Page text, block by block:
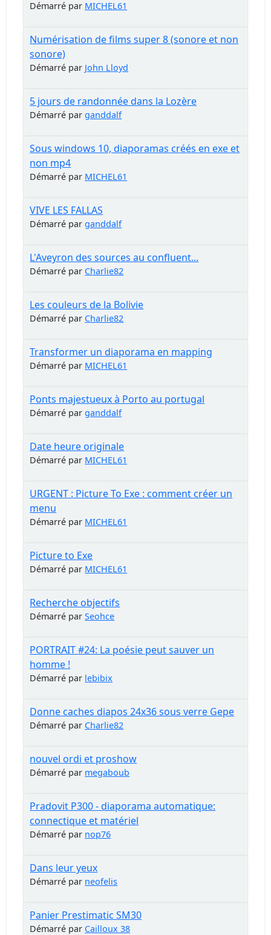
Démarré par MICHEL61
Numérisation de films super 8 (sonore et non
sonore)
Démarré par John Lloyd
5 jours de randonnée dans la Lozère
Démarré parganddalf
Sous windows 10, diaporamas créés en exe et
non mp4
Démarré par MICHEL61
VIVE LES FALLAS
Démarré parganddalf
L'Aveyron des sources au confluent...
Démarré par Charlie82
Les couleurs de la Bolivie
Démarré par Charlie82
Transformer un diaporama en mapping
Démarré par MICHEL61
Ponts majestueux à Porto au portugal
Démarré parganddalf
Date heure originale
Démarré par MICHEL61
URGENT : Picture To Exe : comment créer un
menu
Démarré par MICHEL61
Picture to Exe
Démarré par MICHEL61
Recherche objectifs
Démarré parSeohce
PORTRAIT #24: La poésie peut sauver un
homme !
Démarré par lebibix
Donne caches diapos 24x36 sous verre Gepe
Démarré par Charlie82
nouvel ordi et proshow
Démarré par megaboub
Pradovit P300 - diaporama automatique:
connectique et matériel
Démarré par nop76
Dans leur yeux
Démarré par neofelis
Panier Prestimatic SM30
Démarré par Cailloux 38